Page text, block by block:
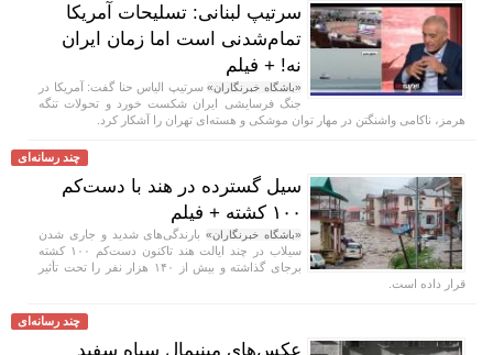
سرتیپ لبنانی: تسلیحات آمریکا
تمام‌شدنی است اما زمان ایران
نه! + فیلم
«باشگاه خبرنگاران»سرتیپ الیاس حنا گفت: آمریکا در
جنگ فرسایشی ایران شکست خورد و تحولات تنگه
هرمز، ناکامی واشنگتن در مهار توان موشکی و هسته‌ای تهران را آشکار کرد.
چند رسانه‌ای
سیل گسترده در هند با دست‌کم
۱۰۰ کشته + فیلم
«باشگاه خبرنگاران»بارندگی‌های شدید و جاری شدن
سیلاب در چند ایالت هند تاکنون دست‌کم ۱۰۰ کشته
برجای گذاشته و بیش از ۱۴۰ هزار نفر را تحت تأثیر
قرار داده است.
چند رسانه‌ای
عکس‌های مینیمال سیاه سفید